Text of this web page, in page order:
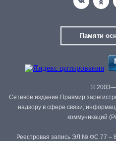
Памяти
©
Сетевое издание Правмир
надзору в сфере связи,
коммуникаций
Реестровая запись ЭЛ № ФС 77 –